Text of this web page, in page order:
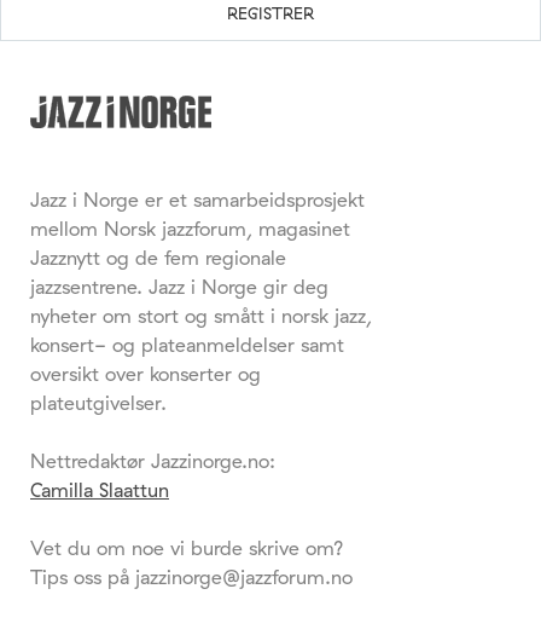
Jazz i Norge er et samarbeidsprosjekt
mellom Norsk jazzforum, magasinet
Jazznytt og de fem regionale
jazzsentrene. Jazz i Norge gir deg
nyheter om stort og smått i norsk jazz,
konsert- og plateanmeldelser samt
oversikt over konserter og
plateutgivelser.
Nettredaktør Jazzinorge.no:
Camilla Slaattun
Vet du om noe vi burde skrive om?
Tips oss på jazzinorge@jazzforum.no